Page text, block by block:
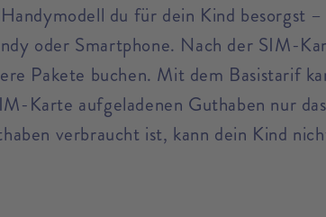
du für dein Kind besorgst
oder Smartphone. Nach der SIM-
Pakete buchen. Mit dem Basistarif
Karte aufgeladenen Guthaben nur
verbraucht ist, kann dein Kind